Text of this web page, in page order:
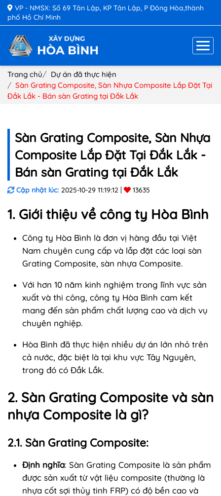
VP - NMSX: Số 69 Tân Lập, KP Tân Lập, P Đông Hòa,thành
phố Hồ Chí Minh
Trang chủ
Dự án đã thực hiện
Sàn Grating Composite, Sàn Nhựa Composite Lắp Đặt Tại
Đắk Lắk - Bán sàn Grating tại Đắk Lắk
Sàn Grating Composite, Sàn Nhựa
Composite Lắp Đặt Tại Đắk Lắk -
Bán sàn Grating tại Đắk Lắk
Cập nhật lúc: 2025-10-29 11:19:12 13635
1. Giới thiệu về công ty Hòa Bình
Công ty Hòa Bình là đơn vị hàng đầu tại Việt
Nam chuyên cung cấp và lắp đặt các loại sàn
Grating Composite, sàn nhựa Composite.
Với hơn 10 năm kinh nghiệm trong lĩnh vực sản
xuất và thi công, công ty Hòa Bình cam kết
mang đến sản phẩm chất lượng cao và dịch vụ
chuyên nghiệp.
Hòa Bình đã thực hiện nhiều dự án lớn nhỏ trên
cả nước, đặc biệt là tại khu vực Tây Nguyên,
trong đó có Đắk Lắk.
2. Sàn Grating Composite và sàn
nhựa Composite là gì?
2.1. Sàn Grating Composite:
Định nghĩa: Sàn Grating Composite là sản phẩm
được sản xuất từ vật liệu composite (thường là
nhựa cốt sợi thủy tinh FRP) có độ bền cao và